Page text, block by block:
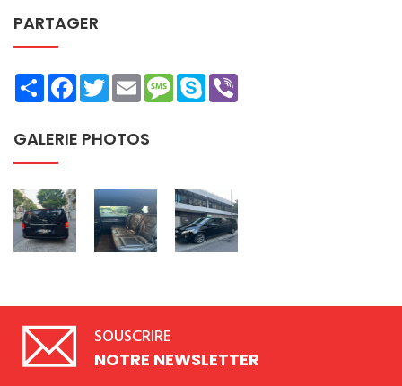
PARTAGER
ShareFacebookTwitterEmailMessage
Skype
GALERIE PHOTOS
SOUSCRIRE
NOTRE NEWSLETTER